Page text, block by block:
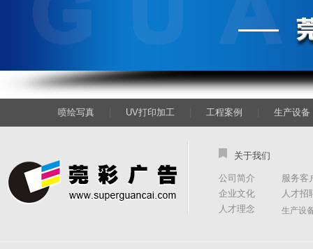
喷绘写真 UV打印加工 工程案例 生产设备
关于我们
公司简介
服务客
企业文化
人才招
人才理念
生产设